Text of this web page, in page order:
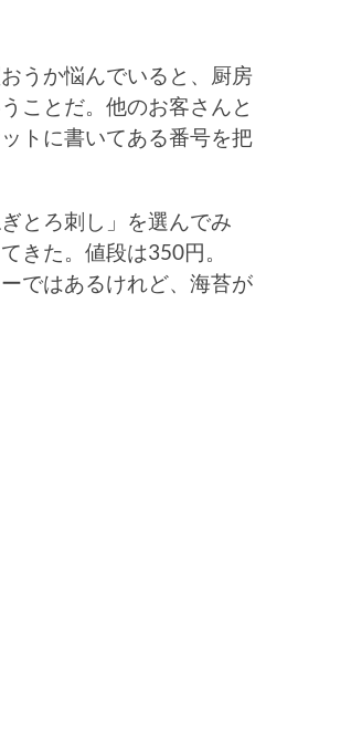
うか悩んでいると、厨房
ことだ。他のお客さんと
トに書いてある番号を把
とろ刺し」を選んでみ
きた。値段は350円。
ではあるけれど、海苔が